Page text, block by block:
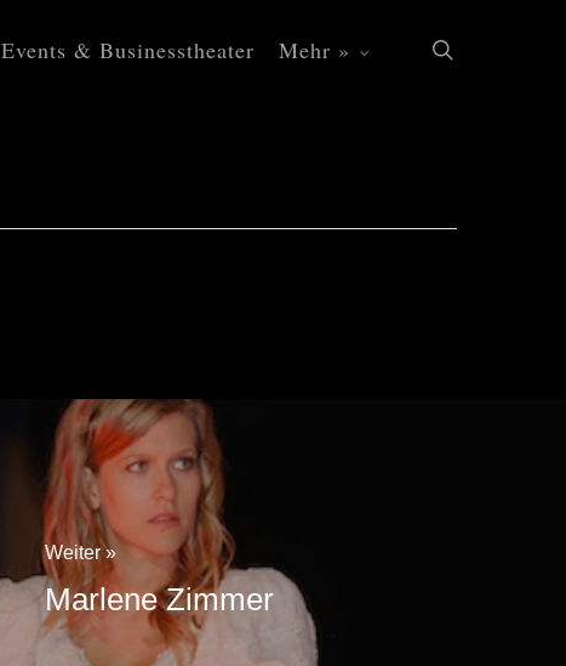
Events & Businesstheater Mehr »
Weiter »
Marlene Zimmer